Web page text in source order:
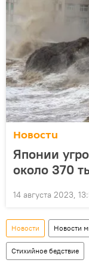
Новости
Японии
около 370
14 августа 2023,
Новости Новости
Стихийное бедствие